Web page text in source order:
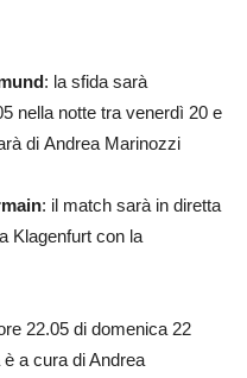
: la sfida sarà
nella notte tra venerdì 20 e
di Andrea Marinozzi
: il match sarà in diretta
Klagenfurt con la
22.05 di domenica 22
a cura di Andrea